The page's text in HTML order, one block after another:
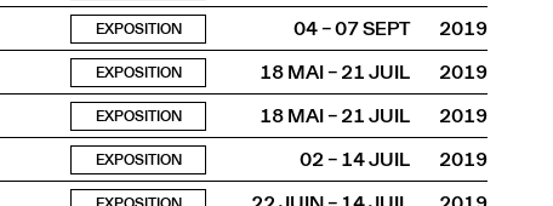
EXPOSITION 04 – 07 SEPT
2019
EXPOSITION 18 MAI – 21 JUIL
2019
EXPOSITION 18 MAI – 21 JUIL
2019
EXPOSITION 02 – 14 JUIL
2019